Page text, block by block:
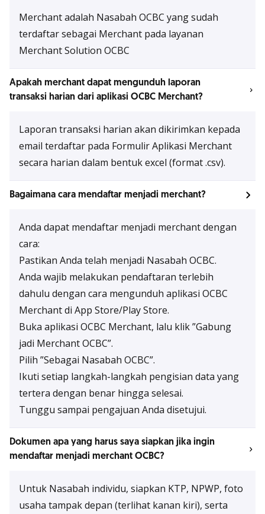
Merchant adalah Nasabah OCBC yang sudah
terdaftar sebagai Merchant pada layanan
Merchant Solution OCBC
Apakah merchant dapat mengunduh laporan
transaksi harian dari aplikasi OCBC Merchant?
Laporan transaksi harian akan dikirimkan kepada
email terdaftar pada Formulir Aplikasi Merchant
secara harian dalam bentuk excel (format .csv).
Bagaimana cara mendaftar menjadi merchant?
Anda dapat mendaftar menjadi merchant dengan
cara:
Pastikan Anda telah menjadi Nasabah OCBC.
Anda wajib melakukan pendaftaran terlebih
dahulu dengan cara mengunduh aplikasi OCBC
Merchant di App Store/Play Store.
Buka aplikasi OCBC Merchant, lalu klik ”Gabung
jadi Merchant OCBC”.
Pilih ”Sebagai Nasabah OCBC”.
Ikuti setiap langkah-langkah pengisian data yang
tertera dengan benar hingga selesai.
Tunggu sampai pengajuan Anda disetujui.
Dokumen apa yang harus saya siapkan jika ingin
mendaftar menjadi merchant OCBC?
Untuk Nasabah individu, siapkan KTP, NPWP, foto
usaha tampak depan (terlihat kanan kiri), serta